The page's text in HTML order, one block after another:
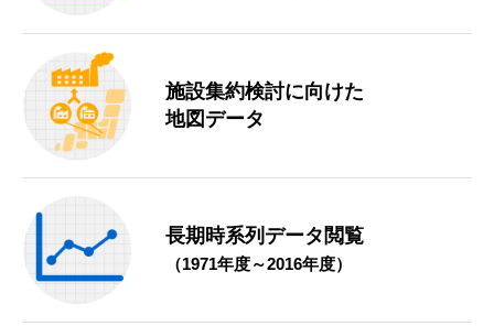
施設集約検討に向けた
地図データ
長期時系列データ閲覧
（1971年度～2016年度）